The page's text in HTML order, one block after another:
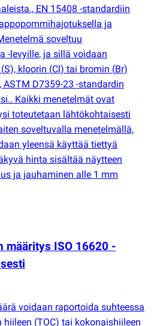
EN 15408 -standardiin
ja
soveltuu
-levyille, ja sillä voidaan
(S), kloorin (Cl) tai bromin (Br)
D7359-23 -standardin
Kaikki menetelmät ovat
toteutetaan lähtökohtaisesti
soveltuvalla menetelmällä,
yleensä käyttää tiettyä
hinta sisältää näytteen
ja jauhaminen alle 1 mm
määritys ISO 16620 -
voidaan raportoida suhteessa
hiileen (TOC) tai kokonaishiileen